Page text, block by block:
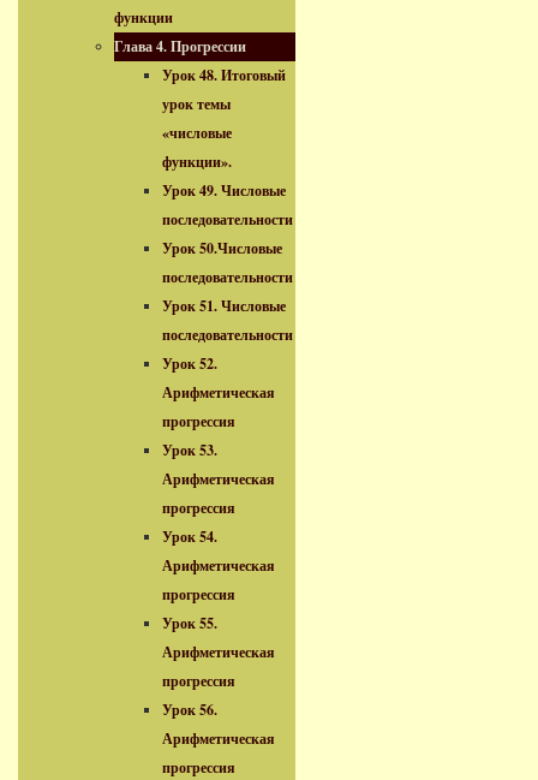
функции
Глава 4. Прогрессии
Урок 48. Итоговый
урок темы
«числовые
функции».
Урок 49. Числовые
последовательности
Урок 50.Числовые
последовательности
Урок 51. Числовые
последовательности
Урок 52.
Арифметическая
прогрессия
Урок 53.
Арифметическая
прогрессия
Урок 54.
Арифметическая
прогрессия
Урок 55.
Арифметическая
прогрессия
Урок 56.
Арифметическая
прогрессия